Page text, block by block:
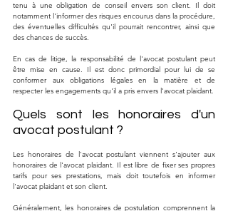
tenu à une obligation de conseil envers son client. Il doit
notamment l'informer des risques encourus dans la procédure,
des éventuelles difficultés qu'il pourrait rencontrer, ainsi que
des chances de succès.
En cas de litige, la responsabilité de l'avocat postulant peut
être mise en cause. Il est donc primordial pour lui de se
conformer aux obligations légales en la matière et de
respecter les engagements qu'il a pris envers l'avocat plaidant.
Quels sont les honoraires d'un
avocat postulant ?
Les honoraires de l'avocat postulant viennent s'ajouter aux
honoraires de l'avocat plaidant. Il est libre de fixer ses propres
tarifs pour ses prestations, mais doit toutefois en informer
l'avocat plaidant et son client.
Généralement, les honoraires de postulation comprennent la